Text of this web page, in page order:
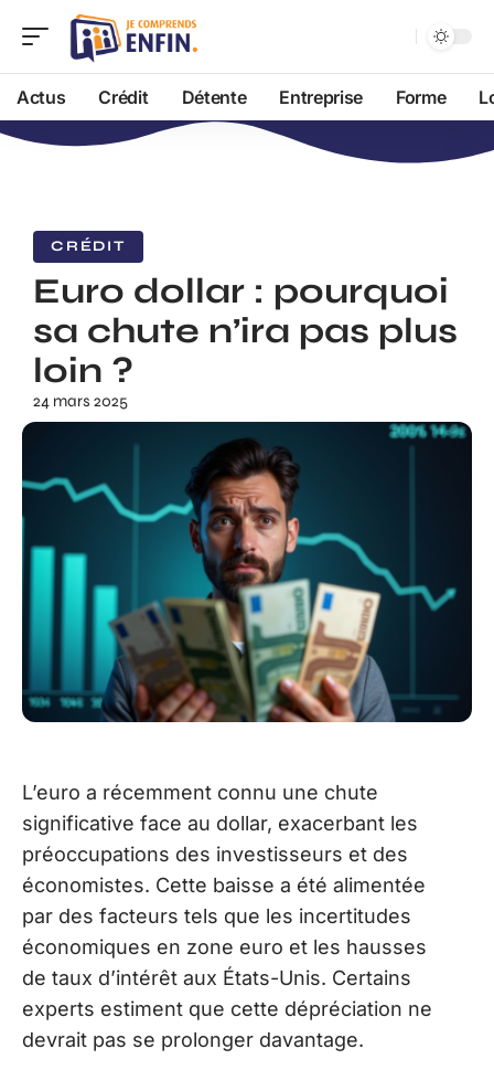
Actus Crédit Détente Entreprise Forme
CRÉDIT
Euro dollar : pourquoi
sa chute n’ira pas plus
loin ?
24 mars 2025
L’euro a récemment connu une chute
significative face au dollar, exacerbant les
préoccupations des investisseurs et des
économistes. Cette baisse a été alimentée
par des facteurs tels que les incertitudes
économiques en zone euro et les hausses
de taux d’intérêt aux États-Unis. Certains
experts estiment que cette dépréciation ne
devrait pas se prolonger davantage.